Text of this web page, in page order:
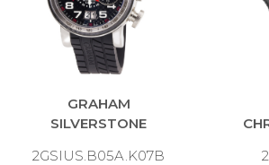
GRAHAM
SILVERSTONE
2GSIUS.B05A.K07B